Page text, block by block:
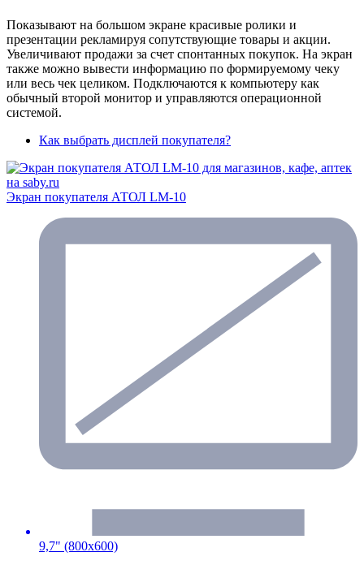
Показывают на большом экране красивые ролики и
презентации рекламируя сопутствующие товары и акции.
Увеличивают продажи за счет спонтанных покупок. На экран
также можно вывести информацию по формируемому чеку
или весь чек целиком. Подключаются к компьютеру как
обычный второй монитор и управляются операционной
системой.
Как выбрать дисплей покупателя?
Экран покупателя АТОЛ LM-10
9,7" (800x600)